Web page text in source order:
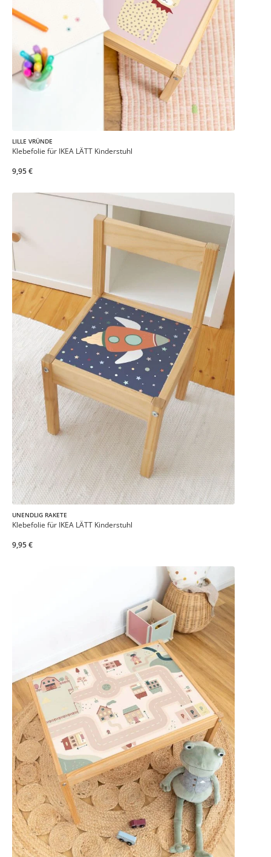
LILLE VRÜNDE
Klebefolie für IKEA LÄTT Kinderstuhl
9,95 €
UNENDLIG RAKETE
Klebefolie für IKEA LÄTT Kinderstuhl
9,95 €